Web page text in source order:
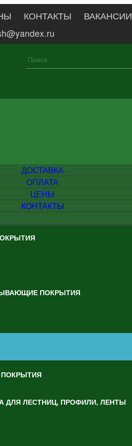
КОНТАКТЫ
ВАКАНСИИ
ДОСТАВКА
ОПЛАТА
ЦЕНЫ
КОНТАКТЫ
ПОКРЫТИЯ
ДЛЯ ЛЕСТНИЦ, ПРОФИЛИ, ЛЕНТЫ